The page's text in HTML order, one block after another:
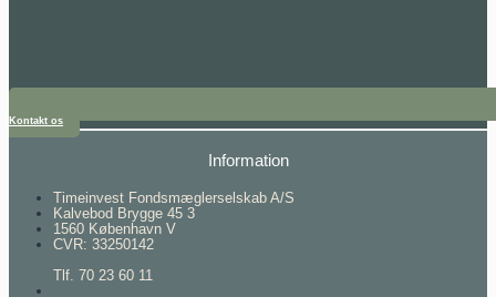
Kontakt os
Information
Timeinvest Fondsmæglerselskab A/S
Kalvebod Brygge 45 3
1560 København V
CVR: 33250142
Tlf. 70 23 60 11